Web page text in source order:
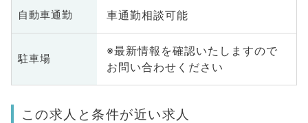
自動車通勤 車通勤相談可能
駐車場
※最新情報を確認いたしますので
お問い合わせください
この求人と条件が近い求人